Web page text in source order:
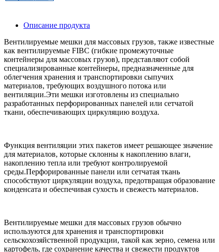
Описание продукта
Вентилируемые мешки для массовых грузов, также известные
как вентилируемые FIBC (гибкие промежуточные
контейнеры для массовых грузов), представляют собой
специализированные контейнеры, предназначенные для
облегчения хранения и транспортировки сыпучих
материалов, требующих воздушного потока или
вентиляции.Эти мешки изготовлены из специально
разработанных перфорированных панелей или сетчатой ​​
ткани, обеспечивающих циркуляцию воздуха.
Функция вентиляции этих пакетов имеет решающее значение
для материалов, которые склонны к накоплению влаги,
накоплению тепла или требуют контролируемой
среды.Перфорированные панели или сетчатая ткань
способствуют циркуляции воздуха, предотвращая образование
конденсата и обеспечивая сухость и свежесть материалов.
Вентилируемые мешки для массовых грузов обычно
используются для хранения и транспортировки
сельскохозяйственной продукции, такой как зерно, семена или
картофель, где сохранение качества и свежести продуктов